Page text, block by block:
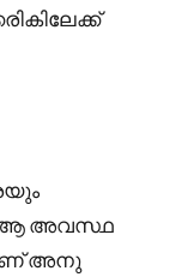
ആ അവസ്ഥ
അനു